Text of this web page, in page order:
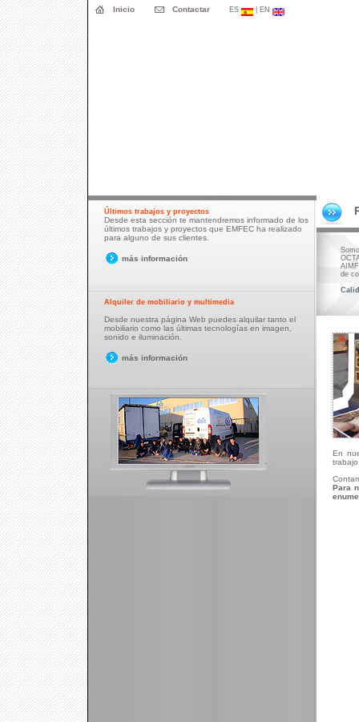
Inicio Contactar ES | EN
Últimos trabajos y proyectos
Desde esta sección te mantendremos informado de los
últimos trabajos y proyectos que EMFEC ha realizado
para alguno de sus clientes.
más información
Alquiler de mobiliario y multimedia
Desde nuestra página Web puedes alquilar tanto el
mobiliario como las últimas tecnologías en imagen,
sonido e iluminación.
más información
de
En
Para